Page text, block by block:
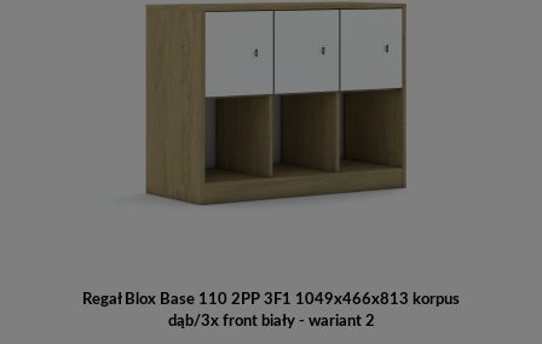
Regał Blox Base 110 2PP 3F1 1049x466x813 korpus
dąb/3x front biały - wariant 2